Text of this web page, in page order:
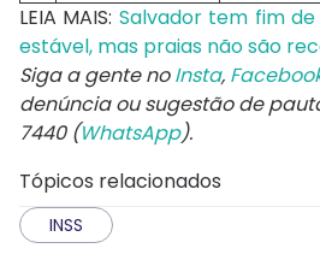
LEIA MAIS: Salvador tem fim
estável, mas praias não são
Siga a gente noInsta,
denúncia ou sugestão de
7440 (WhatsApp).
Tópicos relacionados
INSS